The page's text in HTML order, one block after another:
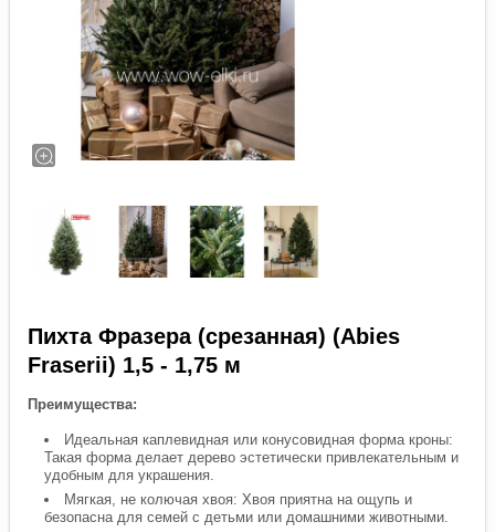
Пихта Фразера (срезанная) (Abies
Fraserii) 1,5 - 1,75 м
Преимущества:
Идеальная каплевидная или конусовидная форма кроны:
Такая форма делает дерево эстетически привлекательным и
удобным для украшения.
Мягкая, не колючая хвоя: Хвоя приятна на ощупь и
безопасна для семей с детьми или домашними животными.